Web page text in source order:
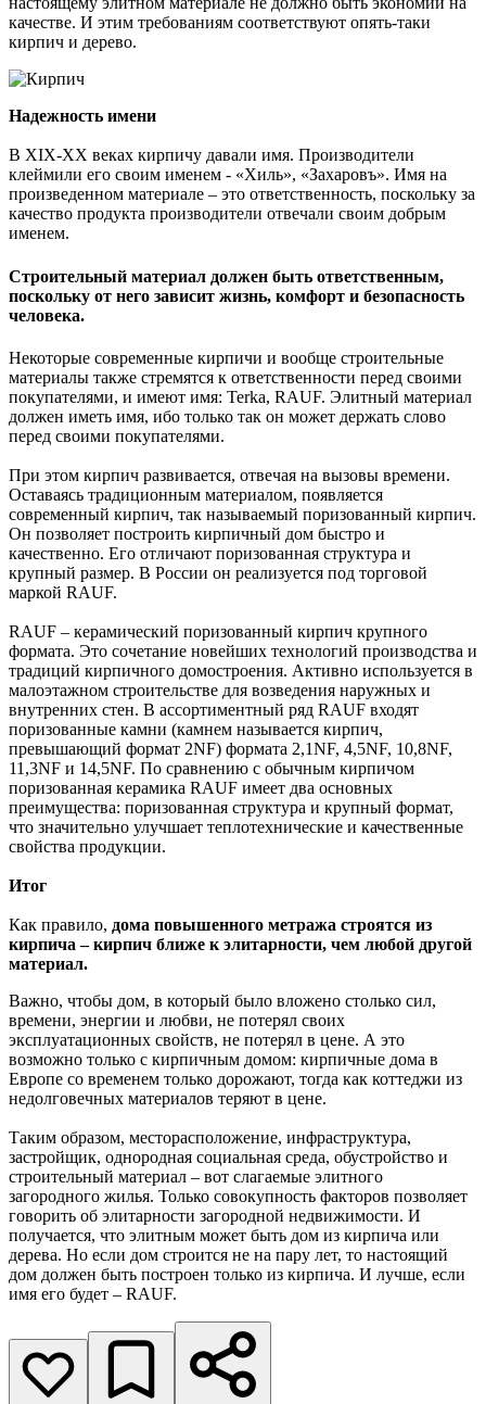
качестве. И этим требованиям соответствуют опять-таки
кирпич и дерево.
Надежность имени
В XIX-XX веках кирпичу давали имя. Производители
клеймили его своим именем - «Хиль», «Захаровъ». Имя на
произведенном материале – это ответственность, поскольку за
качество продукта производители отвечали своим добрым
именем.
Строительный материал должен быть ответственным,
поскольку от него зависит жизнь, комфорт и безопасность
человека.
Некоторые современные кирпичи и вообще строительные
материалы также стремятся к ответственности перед своими
покупателями, и имеют имя: Terka, RAUF. Элитный материал
должен иметь имя, ибо только так он может держать слово
перед своими покупателями.
При этом кирпич развивается, отвечая на вызовы времени.
Оставаясь традиционным материалом, появляется
современный кирпич, так называемый поризованный кирпич.
Он позволяет построить кирпичный дом быстро и
качественно. Его отличают поризованная структура и
крупный размер. В России он реализуется под торговой
маркой RAUF.
RAUF – керамический поризованный кирпич крупного
формата. Это сочетание новейших технологий производства и
традиций кирпичного домостроения. Активно используется в
малоэтажном строительстве для возведения наружных и
внутренних стен. В ассортиментный ряд RAUF входят
поризованные камни (камнем называется кирпич,
превышающий формат 2NF) формата 2,1NF, 4,5NF, 10,8NF,
11,3NF и 14,5NF. По сравнению с обычным кирпичом
поризованная керамика RAUF имеет два основных
преимущества: поризованная структура и крупный формат,
что значительно улучшает теплотехнические и качественные
свойства продукции.
Итог
Как правило, дома повышенного метража строятся из
кирпича – кирпич ближе к элитарности, чем любой другой
материал.
Важно, чтобы дом, в который было вложено столько сил,
времени, энергии и любви, не потерял своих
эксплуатационных свойств, не потерял в цене. А это
возможно только с кирпичным домом: кирпичные дома в
Европе со временем только дорожают, тогда как коттеджи из
недолговечных материалов теряют в цене.
Таким образом, месторасположение, инфраструктура,
застройщик, однородная социальная среда, обустройство и
строительный материал – вот слагаемые элитного
загородного жилья. Только совокупность факторов позволяет
говорить об элитарности загородной недвижимости. И
получается, что элитным может быть дом из кирпича или
дерева. Но если дом строится не на пару лет, то настоящий
дом должен быть построен только из кирпича. И лучше, если
имя его будет – RAUF.